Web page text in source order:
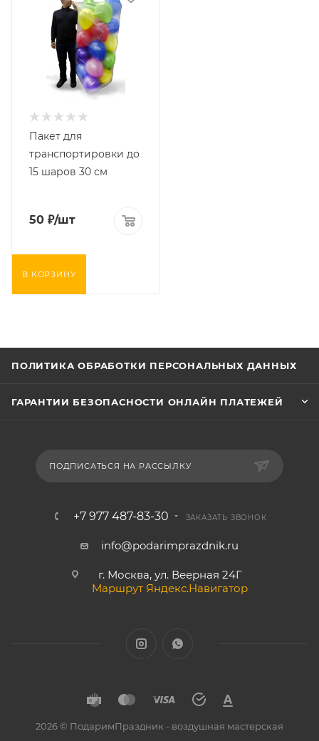
Пакет для
транспортировки до
15 шаров 30 см
50 ₽/шт
В КОРЗИНУ
ПОЛИТИКА ОБРАБОТКИ ПЕРСОНАЛЬНЫХ ДАННЫХ
ГАРАНТИИ БЕЗОПАСНОСТИ ОНЛАЙН ПЛАТЕЖЕЙ
ПОДПИСАТЬСЯ НА РАССЫЛКУ
+7 977 487-83-30 ЗАКАЗАТЬ ЗВОНОК
info@podarimprazdnik.ru
г. Москва, ул. Веерная 24Г
Маршрут Яндекс.Навигатор
2026 © ПодаримПраздник - воздушная мастерская